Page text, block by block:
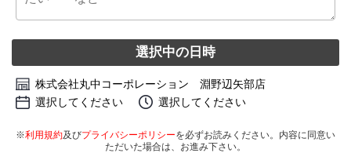
選択中の日時
株式会社丸中コーポレーション 淵野辺矢部店
選択してください
選択してください
※利用規約及びプライバシーポリシーを必ずお読みください。内容に同意い
ただいた場合は、お進み下さい。